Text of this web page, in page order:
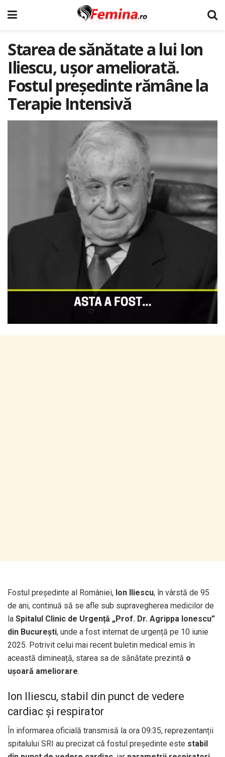
Starea de sănătate a lui Ion
Iliescu, ușor ameliorată.
Fostul președinte rămâne la
Terapie Intensivă
Fostul președinte al României, Ion Iliescu, în vârstă de 95
de ani, continuă să se afle sub supravegherea medicilor de
la Spitalul Clinic de Urgență „Prof. Dr. Agrippa Ionescu”
din București, unde a fost internat de urgență pe 10 iunie
2025. Potrivit celui mai recent buletin medical emis în
această dimineață, starea sa de sănătate prezintă o
ușoară ameliorare.
Ion Iliescu, stabil din punct de vedere
cardiac și respirator
În informarea oficială transmisă la ora 09:35, reprezentanții
spitalului SRI au precizat că fostul președinte este stabil